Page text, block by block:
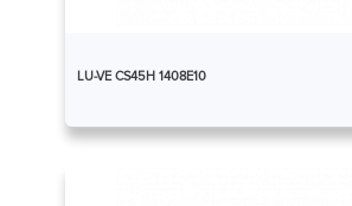
LU-VE CS45H 1408E10